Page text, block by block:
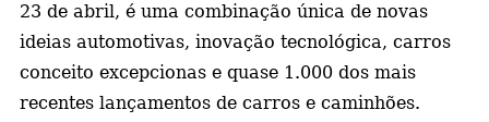
23 de abril, é uma combinação única de novas
ideias automotivas, inovação tecnológica, carros
conceito excepcionas e quase 1.000 dos mais
recentes lançamentos de carros e caminhões.